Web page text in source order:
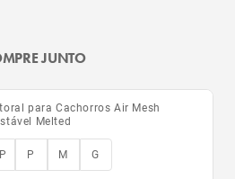
JUNTO
para Cachorros Air Mesh
Melted
P M G